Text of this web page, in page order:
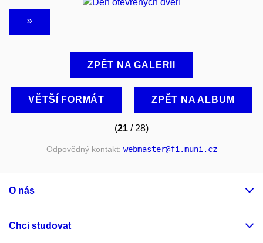
ZPĚT NA GALERII
VĚTŠÍ FORMÁT ZPĚT NA ALBUM
(21 / 28)
Odpovědný kontakt: webmaster@fi.muni.cz
O nás
Chci studovat